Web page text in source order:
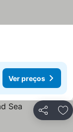
Ver preços
Partilhar